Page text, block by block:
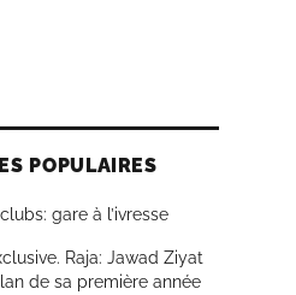
POPULAIRES
gare à l’ivresse
Raja: Jawad Ziyat
de sa première année